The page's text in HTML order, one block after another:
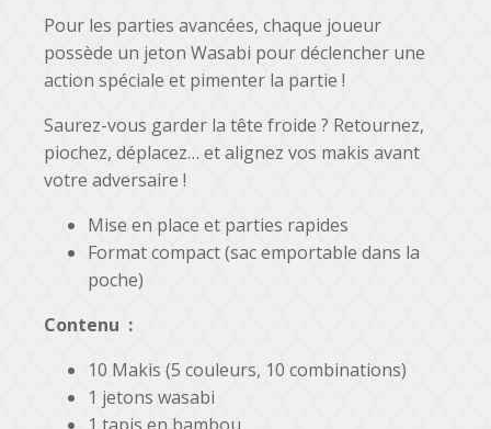
Pour les parties avancées, chaque joueur
possède un jeton Wasabi pour déclencher une
action spéciale et pimenter la partie !
Saurez-vous garder la tête froide ? Retournez,
piochez, déplacez… et alignez vos makis avant
votre adversaire !
Mise en place et parties rapides
Format compact (sac emportable dans la
poche)
Contenu :
10 Makis (5 couleurs, 10 combinations)
1 jetons wasabi